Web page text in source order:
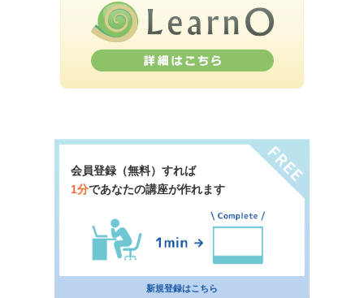
会員登録（無料）すれば
1分であなたの講座が作れます
新規登録はこちら